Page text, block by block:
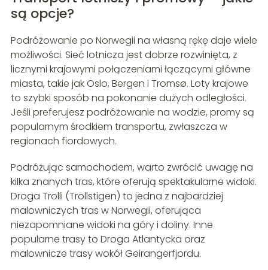
są opcje?
Podróżowanie po Norwegii na własną rękę daje wiele
możliwości. Sieć lotnicza jest dobrze rozwinięta, z
licznymi krajowymi połączeniami łączącymi główne
miasta, takie jak Oslo, Bergen i Tromsø. Loty krajowe
to szybki sposób na pokonanie dużych odległości.
Jeśli preferujesz podróżowanie na wodzie, promy są
popularnym środkiem transportu, zwłaszcza w
regionach fiordowych.
Podróżując samochodem, warto zwrócić uwagę na
kilka znanych tras, które oferują spektakularne widoki.
Droga Trolli (Trollstigen) to jedna z najbardziej
malowniczych tras w Norwegii, oferująca
niezapomniane widoki na góry i doliny. Inne
popularne trasy to Droga Atlantycka oraz
malownicze trasy wokół Geirangerfjordu.